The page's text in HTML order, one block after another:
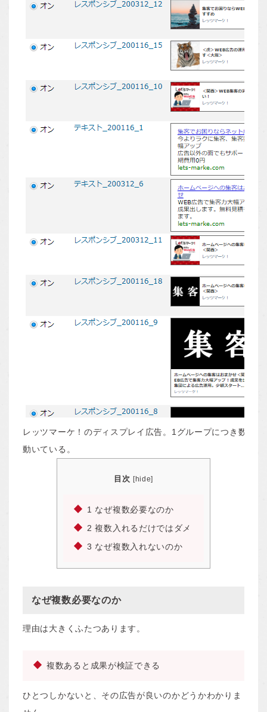
レッツマーケ！のディスプレイ広告。1グループにつき数十種
動いている。
目次 [hide]
1 なぜ複数必要なのか
2 複数入れるだけではダメ
3 なぜ複数入れないのか
なぜ複数必要なのか
理由は大きくふたつあります。
複数あると成果が検証できる
ひとつしかないと、その広告が良いのかどうかわかりま